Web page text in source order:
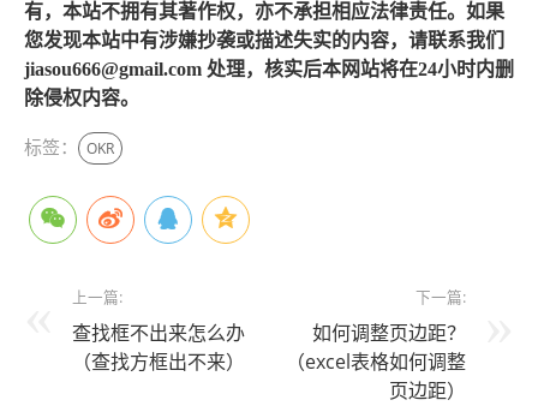
有，本站不拥有其著作权，亦不承担相应法律责任。如果
您发现本站中有涉嫌抄袭或描述失实的内容，请联系我们
jiasou666@gmail.com 处理，核实后本网站将在24小时内删
除侵权内容。
标签： OKR
上一篇:
查找框不出来怎么办
（查找方框出不来）
下一篇:
如何调整页边距？
（excel表格如何调整
页边距）